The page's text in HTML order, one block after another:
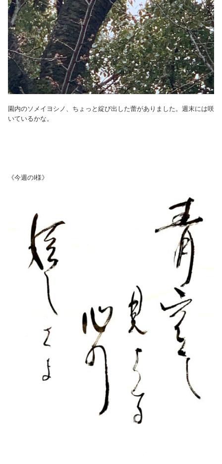
園内のソメイヨシノ、ちょっと綻び出した蕾がありました。週末には咲
いているかな。
《今週のI様》